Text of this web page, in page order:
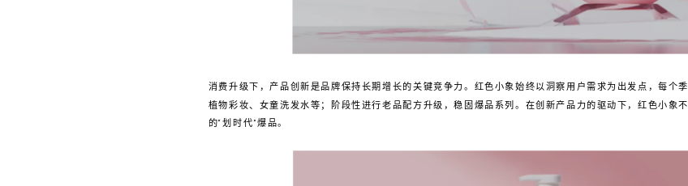
消费升级下，产品创新是品牌保持长期增长的关键竞争力。红色小象始终以洞察用户需求为出发点，每个
植物彩妆、女童洗发水等；阶段性进行老品配方升级，稳固爆品系列。在创新产品力的驱动下，红色小象
的“划时代”爆品。